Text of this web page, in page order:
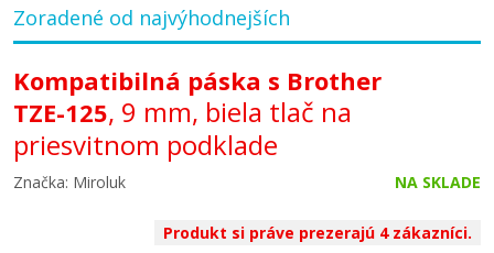
Zoradené od najvýhodnejších
Kompatibilná páska s Brother
TZE-125, 9 mm, biela tlač na
priesvitnom podklade
Značka: Miroluk NA SKLADE
Produkt si práve prezerajú 4 zákazníci.